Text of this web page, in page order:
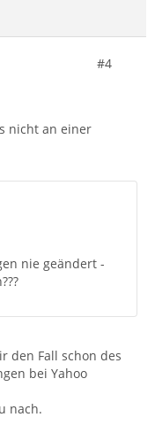
#4
nicht an einer
nie geändert -
den Fall schon des
bei Yahoo
nach.